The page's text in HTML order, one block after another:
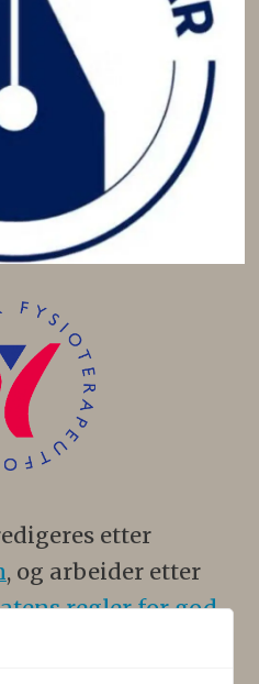
etter
, og arbeider etter
regler for god